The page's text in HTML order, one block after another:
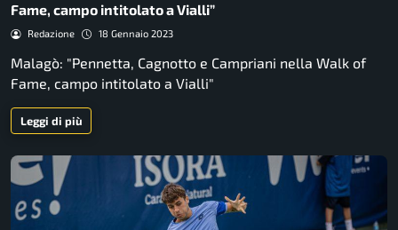
Fame, campo intitolato a Vialli”
Redazione 18 Gennaio 2023
Malagò: "Pennetta, Cagnotto e Campriani nella Walk of
Fame, campo intitolato a Vialli"
Leggi di più